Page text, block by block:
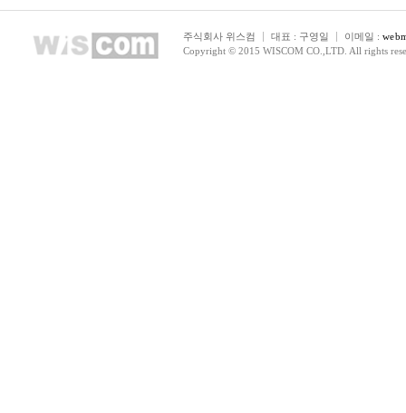
주식회사 위스컴 대표 : 구영일 이메일 :
Copyright © 2015 WISCOM CO.,LTD. All rights